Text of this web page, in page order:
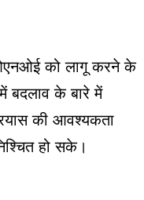
को लागू करने के
बदलाव के बारे में
की आवश्यकता
हो सके।